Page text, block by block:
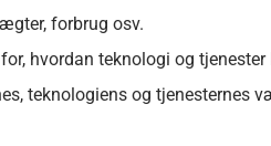
forbrug osv.
hvordan teknologi og
teknologiens og tjenesternes